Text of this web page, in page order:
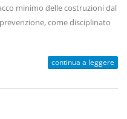
minimo delle costruzioni dal
come disciplinato
continua a leggere